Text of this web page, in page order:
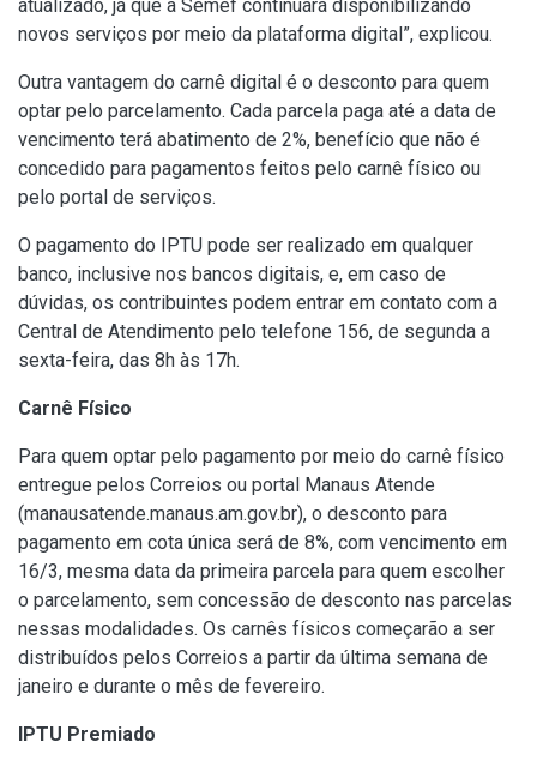
atualizado, já que a Semef continuará disponibilizando
novos serviços por meio da plataforma digital”, explicou.
Outra vantagem do carnê digital é o desconto para quem
optar pelo parcelamento. Cada parcela paga até a data de
vencimento terá abatimento de 2%, benefício que não é
concedido para pagamentos feitos pelo carnê físico ou
pelo portal de serviços.
O pagamento do IPTU pode ser realizado em qualquer
banco, inclusive nos bancos digitais, e, em caso de
dúvidas, os contribuintes podem entrar em contato com a
Central de Atendimento pelo telefone 156, de segunda a
sexta-feira, das 8h às 17h.
Carnê Físico
Para quem optar pelo pagamento por meio do carnê físico
entregue pelos Correios ou portal Manaus Atende
(manausatende.manaus.am.gov.br), o desconto para
pagamento em cota única será de 8%, com vencimento em
16/3, mesma data da primeira parcela para quem escolher
o parcelamento, sem concessão de desconto nas parcelas
nessas modalidades. Os carnês físicos começarão a ser
distribuídos pelos Correios a partir da última semana de
janeiro e durante o mês de fevereiro.
IPTU Premiado